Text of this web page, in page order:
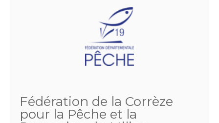
Fédération de la Corrèze
pour la Pêche et la